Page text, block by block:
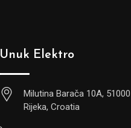
Unuk Elektro
Milutina Barača 10A, 51000
Rijeka, Croatia